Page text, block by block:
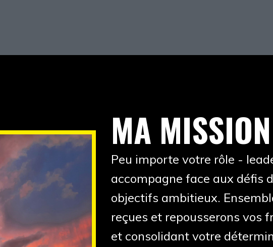
MA MISSION
Peu importe votre rôle -
accompagne face aux défis
objectifs ambitieux.
reçues et repousserons vos
et consolidant votre